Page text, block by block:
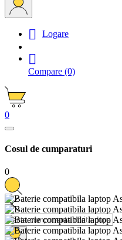
 Logare

Compare (0)
0
Cosul de cumparaturi
0